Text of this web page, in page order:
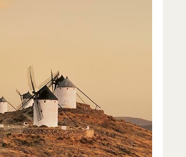
Mas Alta
leur
qui
de cuvées
et
de leur